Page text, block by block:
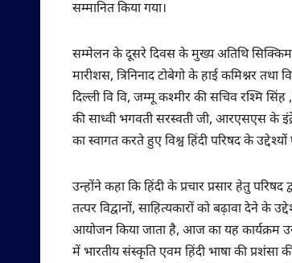
सम्मानित किया गया।
सम्मेलन के दूसरे दिवस के मुख्य अतिथि सिक्किम के
मारीशस, त्रिनिनाद टोबेगो के हाई कमिश्नर तथा
दिल्ली वि वि, जम्मू कश्मीर की सचिव रश्मि
की साध्वी भगवती सरस्वती जी, आरएसएस के
का स्वागत करते हुए विश्व हिंदी परिषद के उद्देश्यों
उन्होंने कहा कि हिंदी के प्रचार प्रसार हेतु
तत्पर विद्वानों, साहित्यकारों को बढ़ावा देने के
आयोजन किया जाता है, आज का यह कार्यक्रम
में भारतीय संस्कृति एवम हिंदी भाषा की प्रशंसा